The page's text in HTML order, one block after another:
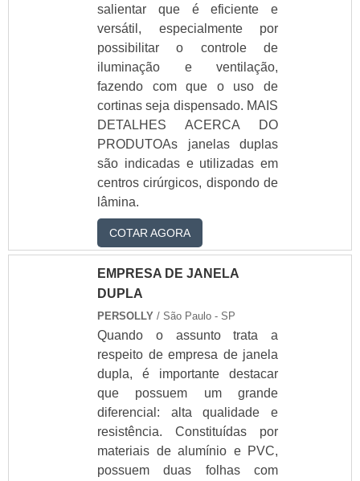
salientar que é eficiente e
versátil, especialmente por
possibilitar o controle de
iluminação e ventilação,
fazendo com que o uso de
cortinas seja dispensado. MAIS
DETALHES ACERCA DO
PRODUTOAs janelas duplas
são indicadas e utilizadas em
centros cirúrgicos, dispondo de
lâmina.
COTAR AGORA
EMPRESA DE JANELA
DUPLA
PERSOLLY / São Paulo - SP
Quando o assunto trata a
respeito de empresa de janela
dupla, é importante destacar
que possuem um grande
diferencial: alta qualidade e
resistência. Constituídas por
materiais de alumínio e PVC,
possuem duas folhas com